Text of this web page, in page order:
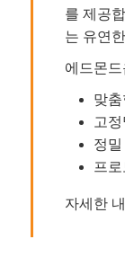
를 제공
는 유연
에드몬
맞
고
정
프
자세한